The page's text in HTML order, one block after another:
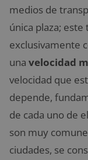
medios de
única plaza;
exclusivamente
una velocidad
velocidad que
depende,
de cada uno de
son muy
ciudades, se